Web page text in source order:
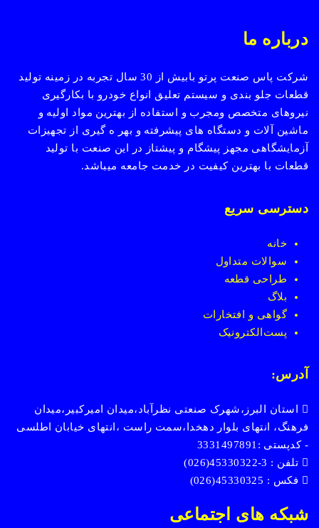
درباره ما
شرکت پاس صنعت پرتو بابیش از 30 سال تجربه در زمینه تولید
قطعات جلو بندی و سیستم تعلیق انواع خودرو با بکارگیری
نیروهای متخصص ومجرب و استفاده از بهترین مواد اولیه و
ماشین آلات و دستگاه های پیشرفته و بهر ه گیری از تجهیزات
آزمایشگاهی مجهز پیشگام و پیشتاز در این صنعت با تولید
قطعات با بهترین کیفیت در خدمت جامعه میباشد.
دسترسی سریع
خانه
سوالات متداول
طراحی قطعه
بلاگ
گواهی و افتخارات
پست الکترونیک
آدرس:
استان البرز،شهرک صنعتی نظرآباد،میدان امیرکبیر،میدان
فرهنگ، انتهای بلوار دهخدا،سمت راست ،انتهای خیابان اطلسی
- کدپستی :3331497891
تلفن : 3-45330322(026)
فکس : 45330325(026)
شبکه های اجتماعی